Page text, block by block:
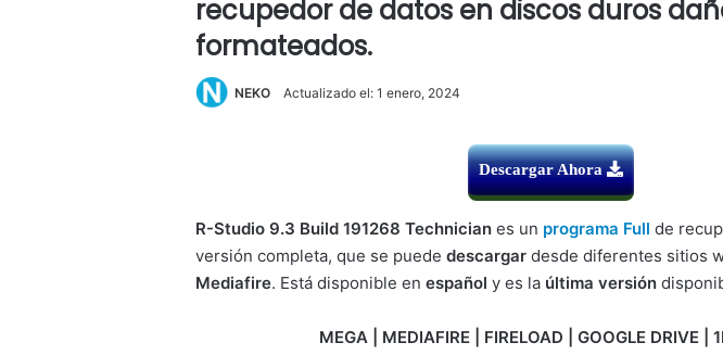
recupedor de datos en discos duros
formateados.
NEKO Actualizado el: 1 enero, 2024
Descargar Ahora
R-Studio 9.3 Build 191268 Technicianes un programa Full de
versión completa, que se puede descargardesde diferentes sitios
Mediafire. Está disponible en español y es la última versión
MEGA | MEDIAFIRE | FIRELOAD | GOOGLE DRIVE |